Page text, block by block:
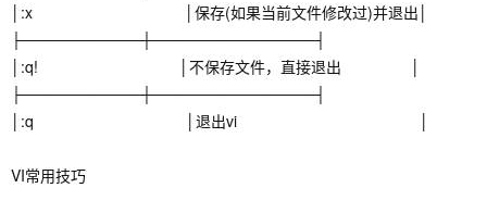
│:x │保存(如果当前文件修改过)并退出│
├───────────┼───────────────┤
│:q! │不保存文件，直接退出 │
├───────────┼───────────────┤
│:q │退出vi │
VI常用技巧